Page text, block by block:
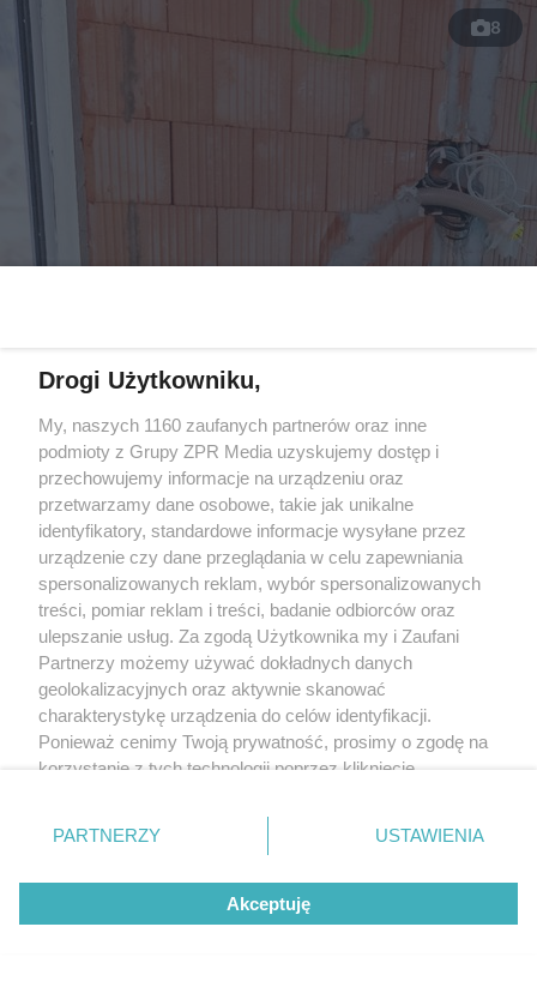
8
Samopoziomujące podkłady podłogowe –
grubość, rodzaje i zasady wykonania
Jak wybrać drzwi wewnętrzne? Najważniejsze
kryteria
Drogi Użytkowniku,
My, naszych 1160 zaufanych partnerów oraz inne
podmioty z Grupy ZPR Media uzyskujemy dostęp i
przechowujemy informacje na urządzeniu oraz
przetwarzamy dane osobowe, takie jak unikalne
identyfikatory, standardowe informacje wysyłane przez
urządzenie czy dane przeglądania w celu zapewniania
spersonalizowanych reklam, wybór spersonalizowanych
treści, pomiar reklam i treści, badanie odbiorców oraz
ulepszanie usług. Za zgodą Użytkownika my i Zaufani
Partnerzy możemy używać dokładnych danych
geolokalizacyjnych oraz aktywnie skanować
charakterystykę urządzenia do celów identyfikacji.
Ponieważ cenimy Twoją prywatność, prosimy o zgodę na
korzystanie z tych technologii poprzez kliknięcie
zmienić/wycofać klikając przycisk ustawień prywatności
znajdujący się w lewym dolnym rogu strony
rodzaje przetwarzania danych nie wymagają zgody
użytkownika, ale masz prawo sprzeciwić się takiemu
przetwarzaniu. Preferencje będą miały zastosowanie tylko
PARTNERZY USTAWIENIA
Akceptuję